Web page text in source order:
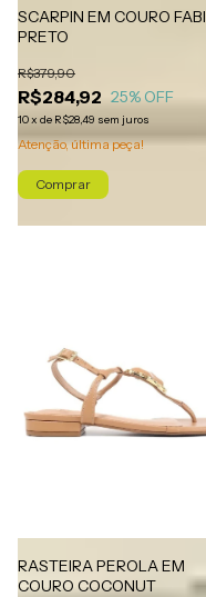
SCARPIN EM COURO FABI
PRETO
R$284,92
R$379,90
25% OFF
10x de R$28,49 sem juros
Atenção, última peça!
Comprar
RASTEIRA PEROLA EM
COURO COCONUT